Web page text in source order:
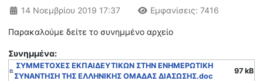
Λεπτομέρειες
14 Νοεμβρίου 2019 17:37 Εμφανίσεις: 7416
Παρακαλούμε δείτε το συνημμένο αρχείο
Συνημμένα:
ΣΥΜΜΕΤΟΧΕΣ ΕΚΠΑΙΔΕΥΤΙΚΩΝ ΣΤΗΝ ΕΝΗΜΕΡΩΤΙΚΗ
ΣΥΝΑΝΤΗΣΗ ΤΗΣ ΕΛΛΗΝΙΚΗΣ ΟΜΑΔΑΣ ΔΙΑΣΩΣΗΣ.doc
97 kB